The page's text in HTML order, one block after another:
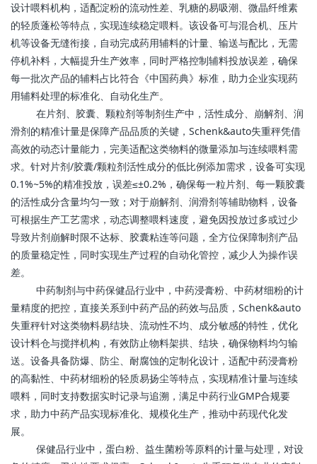
设计喂料机构，适配淀粉的流动性差、乳糖的易吸潮、微晶纤维素
的轻质蓬松等特点，实现连续稳定喂料。该设备可与混合机、压片
机等设备无缝衔接，自动完成药用辅料的计量、输送与配比，无需
停机补料，大幅提升生产效率，同时严格控制辅料投放误差，确保
每一批次产品的辅料占比符合《中国药典》标准，助力企业实现药
用辅料处理的标准化、自动化生产。
在片剂、胶囊、颗粒剂等制剂生产中，活性成分、崩解剂、润
滑剂的精准计量是保障产品品质的关键，Schenk&auto失重秤凭借
高效的动态计量能力，完美适配这类物料的微量添加与连续喂料需
求。针对片剂/胶囊/颗粒剂活性成分的低比例添加需求，设备可实现
0.1%~5%的精准投放，误差≤±0.2%，确保每一粒片剂、每一颗胶囊
的活性成分含量均匀一致；对于崩解剂、润滑剂等辅助物料，设备
可根据生产工艺需求，动态调整喂料速度，避免因投放过多或过少
导致片剂崩解时限不达标、胶囊粘连等问题，全方位保障制剂产品
的质量稳定性，同时实现生产过程的自动化管控，减少人为操作误
差。
中药制剂与中药保健品行业中，中药浸膏粉、中药材细粉的计
量精度的把控，直接关系到中药产品的药效与品质，Schenk&auto
失重秤针对这类物料易结块、流动性不均、成分敏感的特性，优化
设计料仓与搅拌机构，有效防止物料架拱、结块，确保物料均匀输
送。设备具备防爆、防尘、耐腐蚀的定制化设计，适配中药浸膏粉
的高黏性、中药材细粉的轻质易扬尘等特点，实现精准计量与连续
喂料，同时支持数据实时记录与追溯，满足中药行业GMP合规要
求，助力中药产品实现标准化、规模化生产，推动中药现代化发
展。
保健品行业中，蛋白粉、益生菌粉等原料的计量与处理，对设